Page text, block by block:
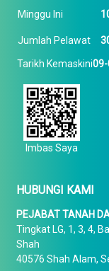
Minggu Ini
Jumlah Pelawat
Tarikh Kemaskini
Imbas Saya
HUBUNGI KAMI
PEJABAT TANAH
Tingkat LG, 1, 3, 4,
Shah
40576 Shah Alam,